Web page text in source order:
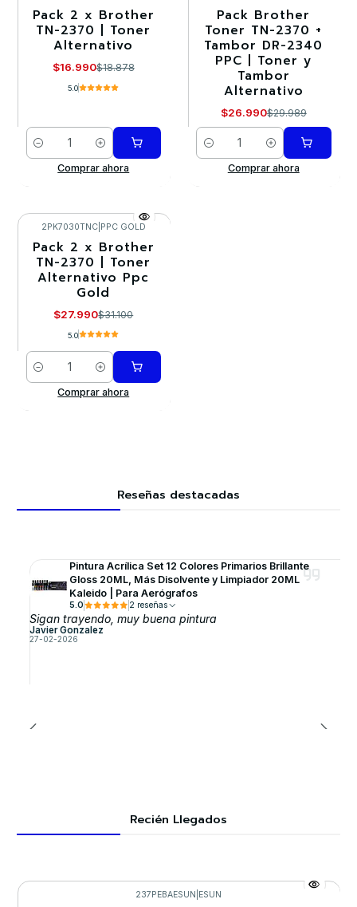
-10%
Pack 2 x Brother
TN-2370 | Toner
Alternativo
$16.990$18.878
5.0
Cantidad
Comprar ahora
-10%
Pack Brother
Toner TN-2370 +
Tambor DR-2340
PPC | Toner y
Tambor
Alternativo
$26.990$29.989
Cantidad
Comprar ahora
-10%
2PK7030TNC| PPC GOLD
Pack 2 x Brother
TN-2370 | Toner
Alternativo Ppc
Gold
$27.990$31.100
5.0
Cantidad
Comprar ahora
Reseñas destacadas
Pintura Acrílica Set 12 Colores Primarios Brillante
Gloss 20ML, Más Disolvente y Limpiador 20ML
Kaleido | Para Aerógrafos
5.0 2 reseñas
Sigan trayendo, muy buena pintura
Javier Gonzalez
27-02-2026
Recién Llegados
237PEBAESUN ESUN